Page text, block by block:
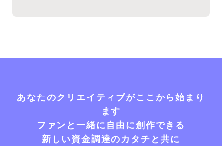
あなたのクリエイティブがここから始まり
ます
ファンと一緒に自由に創作できる
新しい資金調達のカタチと共に